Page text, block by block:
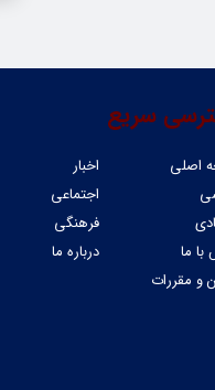
سریع
اصلی
اخبار
اجتماعی
فرهنگی
ما
درباره ما
و مقررات